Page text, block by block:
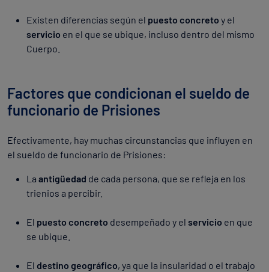
Existen diferencias según el puesto concreto y el
servicio en el que se ubique, incluso dentro del mismo
Cuerpo.
Factores que condicionan el sueldo de
funcionario de Prisiones
Efectivamente, hay muchas circunstancias que influyen en
el sueldo de funcionario de Prisiones:
La antigüedad de cada persona, que se refleja en los
trienios a percibir.
El puesto concreto desempeñado y el servicio en que
se ubique.
El destino geográfico, ya que la insularidad o el trabajo